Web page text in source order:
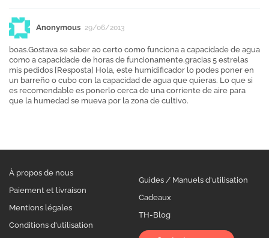
Anonymous 29/06/2013
boas.Gostava se saber ao certo como funciona a capacidade de agua
como a capacidade de horas de funcionamente.gracias 5 estrelas
mis pedidos [Resposta] Hola, este humidificador lo podes poner en
un barreño o cubo con la capacidad de agua que quieras. Lo que si
es recomendable es ponerlo cerca de una corriente de aire para
que la humedad se mueva por la zona de cultivo.
À propos de nous
Paiement et livraison
Mentions légales
Conditions d'utilisation
Guides / Manuels d'utilisation
Cadeaux
TH-Blog